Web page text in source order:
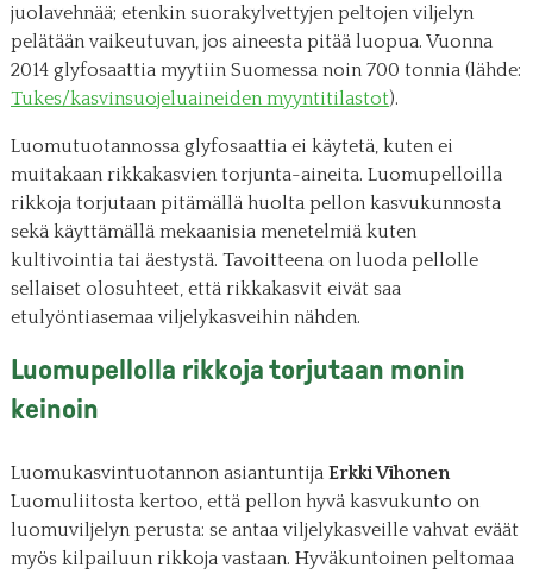
juolavehnää; etenkin suorakylvettyjen peltojen viljelyn
pelätään vaikeutuvan, jos aineesta pitää luopua. Vuonna
2014 glyfosaattia myytiin Suomessa noin 700 tonnia (lähde:
Tukes/kasvinsuojeluaineiden myyntitilastot).
Luomutuotannossa glyfosaattia ei käytetä, kuten ei
muitakaan rikkakasvien torjunta-aineita. Luomupelloilla
rikkoja torjutaan pitämällä huolta pellon kasvukunnosta
sekä käyttämällä mekaanisia menetelmiä kuten
kultivointia tai äestystä. Tavoitteena on luoda pellolle
sellaiset olosuhteet, että rikkakasvit eivät saa
etulyöntiasemaa viljelykasveihin nähden.
Luomupellolla rikkoja torjutaan monin
keinoin
Luomukasvintuotannon asiantuntija Erkki Vihonen
Luomuliitosta kertoo, että pellon hyvä kasvukunto on
luomuviljelyn perusta: se antaa viljelykasveille vahvat eväät
myös kilpailuun rikkoja vastaan. Hyväkuntoinen peltomaa